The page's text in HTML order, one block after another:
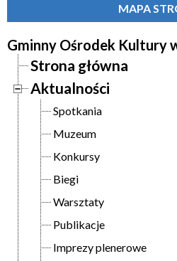
MAPA
Gminny Ośrodek Kultury
Strona główna
Aktualności
Spotkania
Muzeum
Konkursy
Biegi
Warsztaty
Publikacje
Imprezy plenerowe